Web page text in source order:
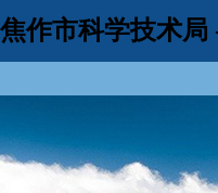
焦作市科学技术局